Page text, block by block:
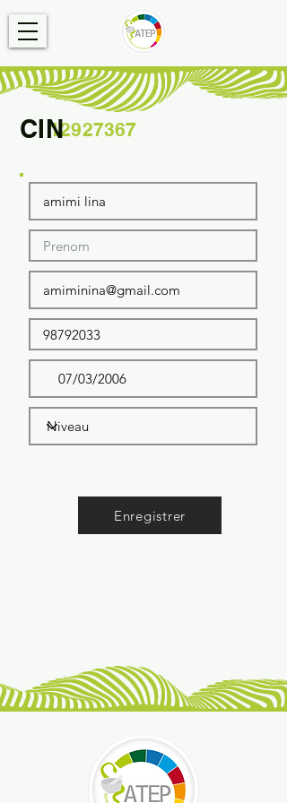
12927367
CIN
Enregistrer